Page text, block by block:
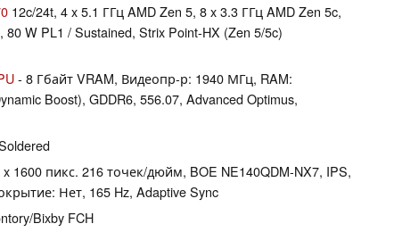
12c/24t, 4 x 5.1 ГГц AMD Zen 5, 8 x 3.3 ГГц AMD Zen 5c,
W PL1 / Sustained, Strix Point-HX (Zen 5/5c)
- 8 Гбайт VRAM, Видеопр-р: 1940 МГц, RAM:
Boost), GDDR6, 556.07, Advanced Optimus,
1600 пикс. 216 точек/дюйм, BOE NE140QDM-NX7, IPS,
Нет, 165 Hz, Adaptive Sync
Bixby FCH